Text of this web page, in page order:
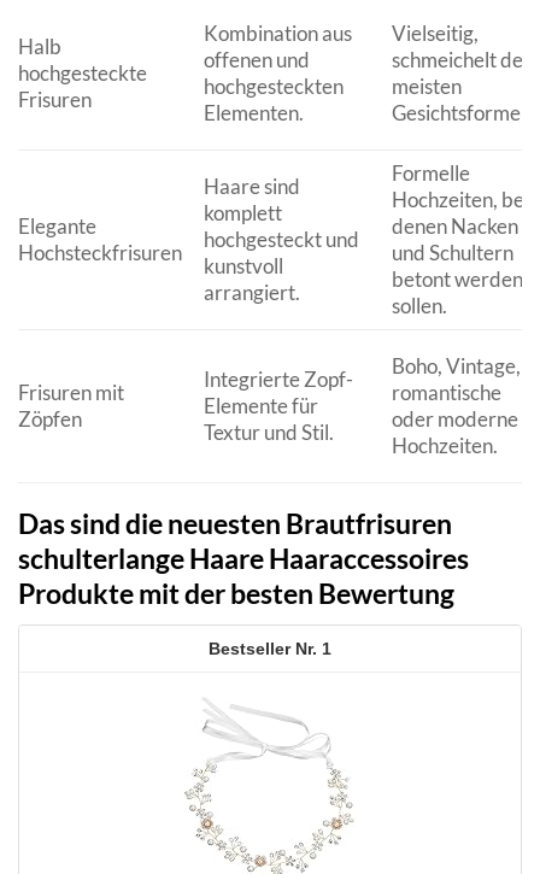
Halb
hochgesteckte
Frisuren
Kombination aus
offenen und
hochgesteckten
Elementen.
Vielseitig,
schmeichelt den
meisten
Gesichtsformen.
Elegante
Hochsteckfrisuren
Haare sind
komplett
hochgesteckt und
kunstvoll
arrangiert.
Formelle
Hochzeiten, bei
denen Nacken
und Schultern
betont werden
sollen.
Frisuren mit
Zöpfen
Integrierte Zopf-
Elemente für
Textur und Stil.
Boho, Vintage,
romantische
oder moderne
Hochzeiten.
Das sind die neuesten Brautfrisuren
schulterlange Haare Haaraccessoires
Produkte mit der besten Bewertung
1